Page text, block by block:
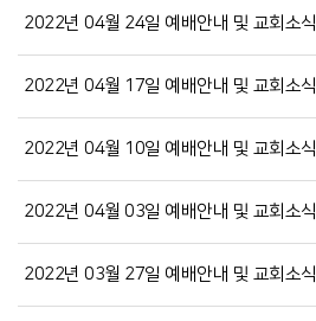
2022년 04월 24일 예배안내 및 교회소식
2022년 04월 17일 예배안내 및 교회소식
2022년 04월 10일 예배안내 및 교회소식
2022년 04월 03일 예배안내 및 교회소식
2022년 03월 27일 예배안내 및 교회소식